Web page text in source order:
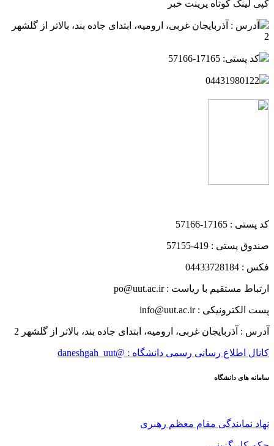
کپی لینک کوتاه پرینت خبر
آدرس : آذربایجان غربی، ارومیه، ابتدای جاده بند، بالاتر از گلشهر
2
کد پستی: 17165-57166
04431980122
کد پستی : 17165-57166
صندوق پستی : 419-57155
فکس : 04433728184
ارتباط مستقیم با ریاست : po@uut.ac.ir
پست الکترونیکی : info@uut.ac.ir
آدرس : آذربایجان غربی، ارومیه، ابتدای جاده بند، بالاتر از گلشهر 2
کانال اطلاع رسانی رسمی دانشگاه : @daneshgah_uut
سامانه های دانشگاه
نهاد نمایندگی مقام معظم رهبری